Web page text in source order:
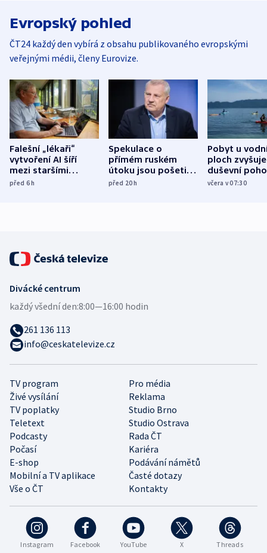
Evropský pohled
ČT24 každý den vybírá z obsahu publikovaného evropskými
veřejnými médii, členy Eurovize.
Falešní „lékaři“
vytvoření AI šíří
mezi staršími
Poláky nebezpečné
před 6h
Spekulace o
přímém ruském
útoku jsou pošetilé,
míní estonský
před 20h
Pobyt u
ploch zvyšuje
duševní
ukázala
včera v 07:30
Instagram Facebook YouTube X Threads
TV program
Pro média
Živé vysílání
Reklama
TV poplatky
Studio Brno
Teletext
Studio Ostrava
Podcasty
Rada ČT
Počasí
Kariéra
E-shop
Podávání námětů
Mobilní a TV aplikace
Časté dotazy
Vše o ČT
Kontakty
Divácké centrum
každý všední den:8:00—16:00 hodin
261 136 113
info@ceskatelevize.cz